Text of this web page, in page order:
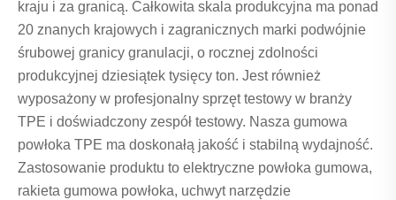
kraju i za granicą. Całkowita skala produkcyjna ma ponad
20 znanych krajowych i zagranicznych marki podwójnie
śrubowej granicy granulacji, o rocznej zdolności
produkcyjnej dziesiątek tysięcy ton. Jest również
wyposażony w profesjonalny sprzęt testowy w branży
TPE i doświadczony zespół testowy. Nasza gumowa
powłoka TPE ma doskonałą jakość i stabilną wydajność.
Zastosowanie produktu to elektryczne powłoka gumowa,
rakieta gumowa powłoka, uchwyt narzędzie